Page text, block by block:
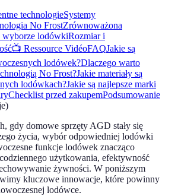
technologieSystemy
No FrostZrównoważona
wyborze lodówkiRozmiar i
📺 Ressource VidéoFAQJakie są
lodówek?Dlaczego warto
No Frost?Jakie materiały są
lodówkach?Jakie są najlepsze marki
Checklist przed zakupemPodsumowanie
)
gdy domowe sprzęty AGD stały się
życia, wybór odpowiedniej lodówki
funkcje lodówek znacząco
użytkowania, efektywność
żywności. W poniższym
kluczowe innowacje, które powinny
lodówce.